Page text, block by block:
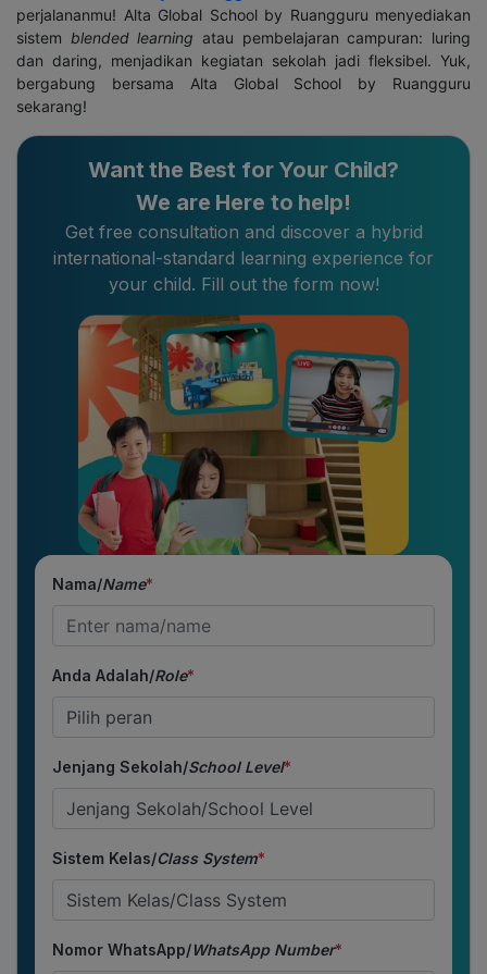
perjalananmu! Alta Global School by Ruangguru menyediakan
sistem blended learning atau pembelajaran campuran: luring
dan daring, menjadikan kegiatan sekolah jadi fleksibel. Yuk,
bergabung bersama Alta Global School by Ruangguru
sekarang!
Want the Best for Your Child?
We are Here to help!
Get free consultation and discover a hybrid
international-standard learning experience for
your child. Fill out the form now!
Nama/Name*
Anda Adalah/Role*
Jenjang Sekolah/School Level*
Sistem Kelas/Class System*
Nomor WhatsApp/WhatsApp Number*